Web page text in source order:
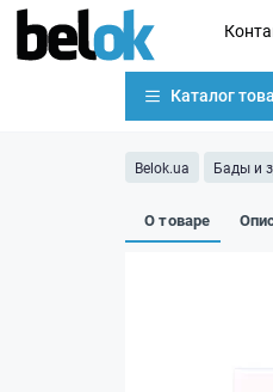
Каталог
Belok.ua Бады и
О товаре